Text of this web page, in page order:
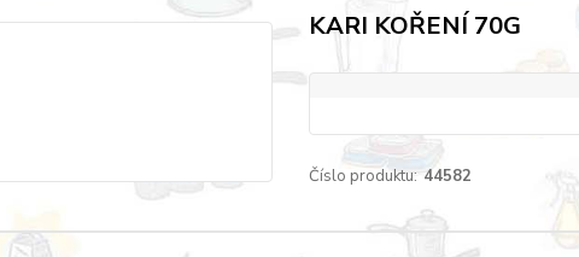
KARI KOŘENÍ 70G
Číslo produktu: 44582